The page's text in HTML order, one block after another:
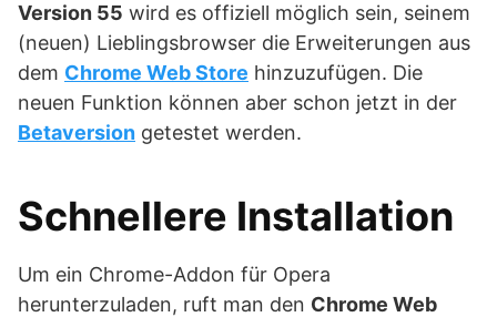
Version 55 wird es offiziell möglich sein, seinem
(neuen) Lieblingsbrowser die Erweiterungen aus
dem Chrome Web Store hinzuzufügen. Die
neuen Funktion können aber schon jetzt in der
Betaversion getestet werden.
Schnellere Installation
Um ein Chrome-Addon für Opera
herunterzuladen, ruft man den Chrome Web